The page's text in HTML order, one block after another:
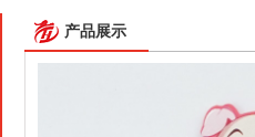
产品展示